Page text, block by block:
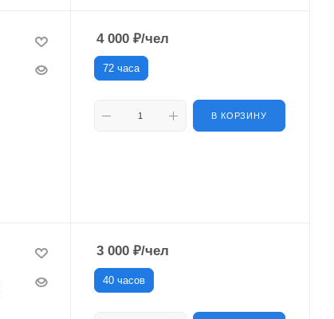
4 000 ₽/чел
72 часа
В КОРЗИНУ
3 000 ₽/чел
40 часов